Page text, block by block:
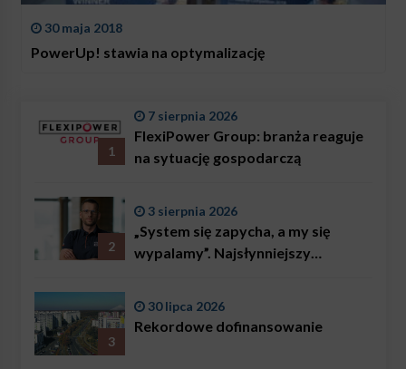
30 maja 2018
PowerUp! stawia na optymalizację
1
7 sierpnia 2026
FlexiPower Group: branża reaguje
na sytuację gospodarczą
2
3 sierpnia 2026
„System się zapycha, a my się
wypalamy”. Najsłynniejszy
problemem są nie tylko choroby
3
30 lipca 2026
Rekordowe dofinansowanie